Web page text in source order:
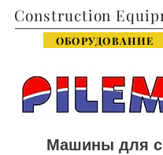
Construction
ОБОРУДОВАНИЕ
Машины для